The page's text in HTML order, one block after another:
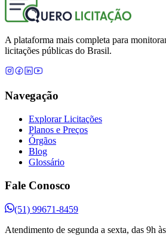
A plataforma mais completa para
licitações públicas do Brasil.
Navegação
Explorar Licitações
Planos e Preços
Órgãos
Blog
Glossário
Fale Conosco
(51) 99671-8459
Atendimento de segunda a sexta, das 9h